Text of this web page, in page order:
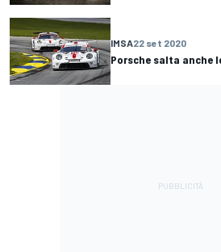
IMSA22 set 2020
Porsche salta anche